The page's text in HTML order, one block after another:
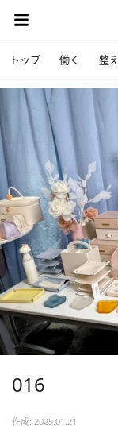
トップ 働く 整
016
作成: 2025.01.21